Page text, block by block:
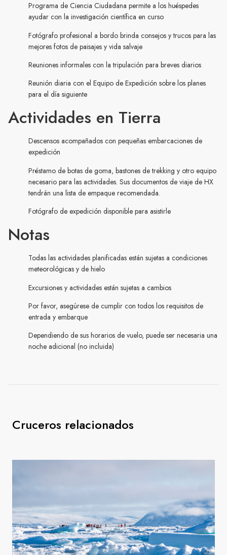
Programa de Ciencia Ciudadana permite a los huéspedes
ayudar con la investigación científica en curso
Fotógrafo profesional a bordo brinda consejos y trucos para las
mejores fotos de paisajes y vida salvaje
Reuniones informales con la tripulación para breves diarios
Reunión diaria con el Equipo de Expedición sobre los planes
para el día siguiente
Actividades en Tierra
Descensos acompañados con pequeñas embarcaciones de
expedición
Préstamo de botas de goma, bastones de trekking y otro equipo
necesario para las actividades. Sus documentos de viaje de HX
tendrán una lista de empaque recomendada.
Fotógrafo de expedición disponible para asistirle
Notas
Todas las actividades planificadas están sujetas a condiciones
meteorológicas y de hielo
Excursiones y actividades están sujetas a cambios
Por favor, asegúrese de cumplir con todos los requisitos de
entrada y embarque
Dependiendo de sus horarios de vuelo, puede ser necesaria una
noche adicional (no incluida)
Cruceros relacionados